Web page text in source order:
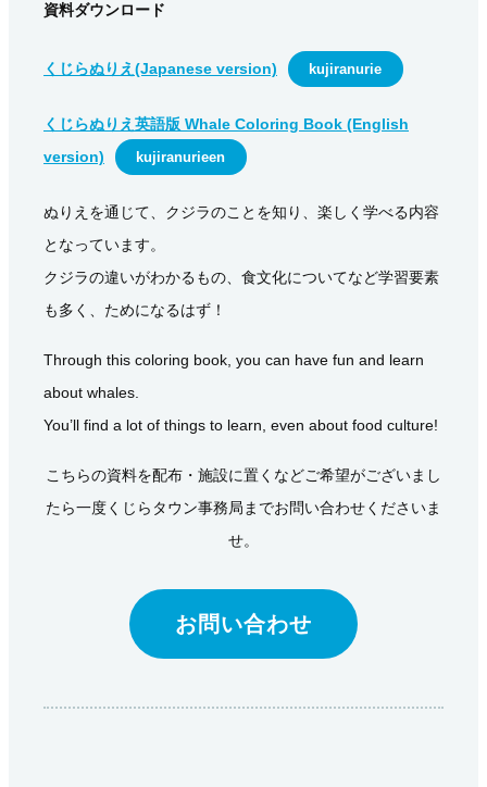
資料ダウンロード
くじらぬりえ(Japanese version) kujiranurie
くじらぬりえ英語版 Whale Coloring Book (English
version)
kujiranurieen
ぬりえを通じて、クジラのことを知り、楽しく学べる内容
となっています。
クジラの違いがわかるもの、食文化についてなど学習要素
も多く、ためになるはず！
Through this coloring book, you can have fun and learn
about whales.
You’ll find a lot of things to learn, even about food culture!
こちらの資料を配布・施設に置くなどご希望がございまし
たら一度くじらタウン事務局までお問い合わせくださいま
せ。
お問い合わせ